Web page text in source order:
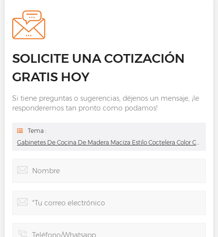
SOLICITE UNA COTIZACIÓN
GRATIS HOY
Si tiene preguntas o sugerencias, déjenos un mensaje, ¡le
responderemos tan pronto como podamos!
Tema :
Gabinetes De Cocina De Madera Maciza Estilo Coctelera Color Crema Con Grabado Floral Adornado